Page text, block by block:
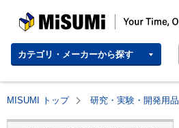
MISUMI | Your Time, Our Priority
カテゴリ・メーカーから探す
MISUMI トップ 研究・実験・開発用品